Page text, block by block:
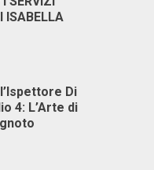
ISABELLA
Di
4: L’Arte di